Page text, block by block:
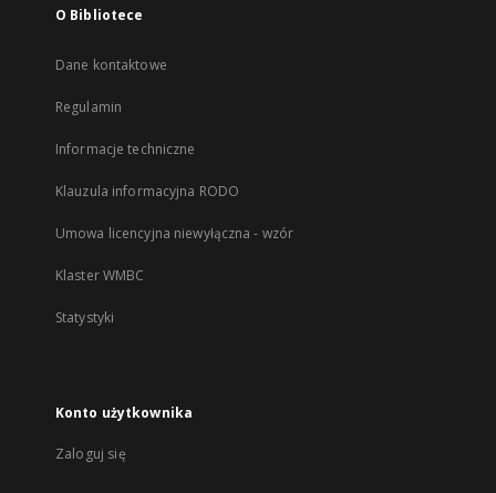
O Bibliotece
Dane kontaktowe
Regulamin
Informacje techniczne
Klauzula informacyjna RODO
Umowa licencyjna niewyłączna - wzór
Klaster WMBC
Statystyki
Konto użytkownika
Zaloguj się